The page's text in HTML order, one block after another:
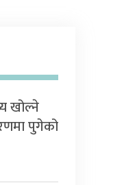
खोल्ने
पुगेको